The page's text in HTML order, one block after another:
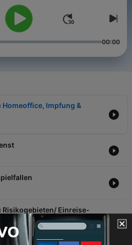
00:00
Homeoffice, Impfung &
Risikogebieten/ Einreise-